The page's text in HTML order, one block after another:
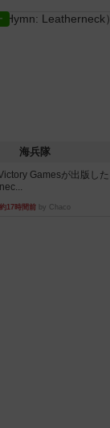
海兵隊
Gamesが出版した
約17時間前by Chaco